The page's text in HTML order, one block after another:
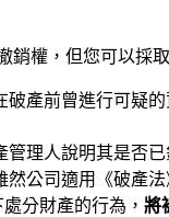
權，但您可以採
破產前曾進行可疑
管理人說明其是否
然公司適用《破產
分財產的行為， 將